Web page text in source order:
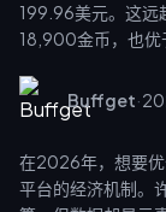
199.96美元。这远
18,900金币，也优
值。您还可以通过
值最大化。
Buffget·
在2026年，想要优
平台的经济机制。